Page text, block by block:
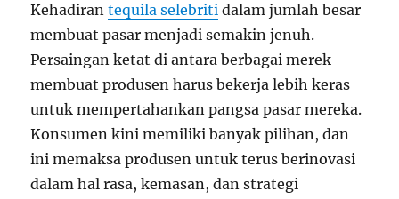
Kehadirantequila selebriti dalam jumlah besar
membuat pasar menjadi semakin jenuh.
Persaingan ketat di antara berbagai merek
membuat produsen harus bekerja lebih keras
untuk mempertahankan pangsa pasar mereka.
Konsumen kini memiliki banyak pilihan, dan
ini memaksa produsen untuk terus berinovasi
dalam hal rasa, kemasan, dan strategi